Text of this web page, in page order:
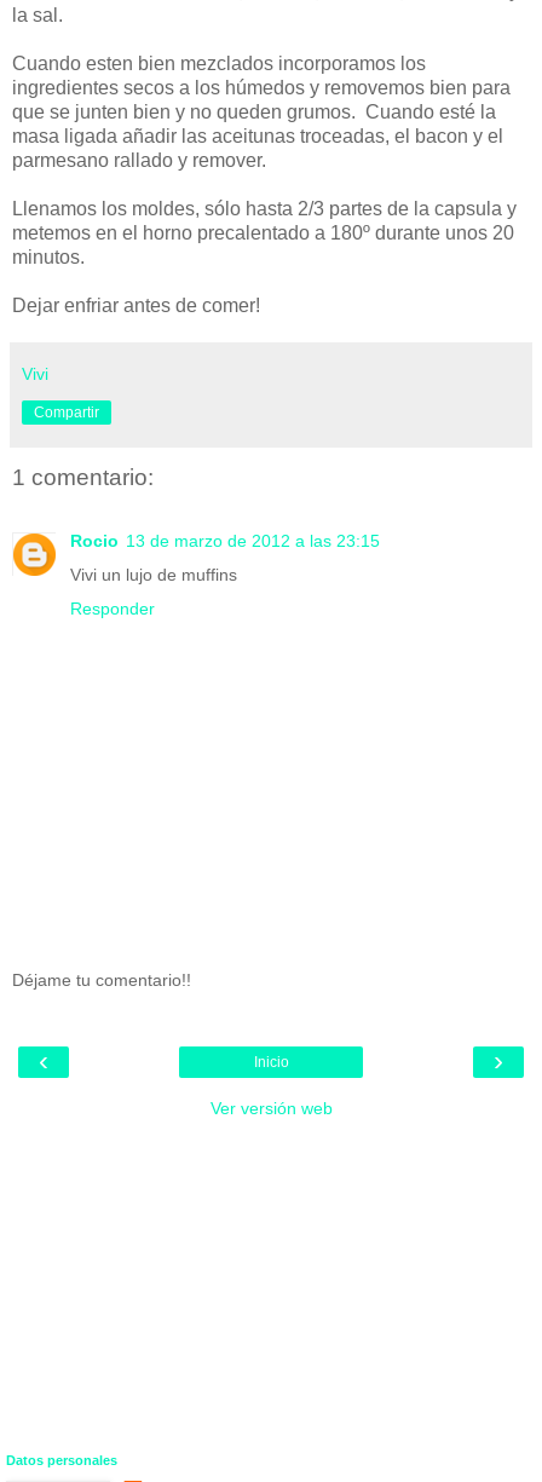
la sal.
Cuando esten bien mezclados incorporamos los
ingredientes secos a los húmedos y removemos bien para
que se junten bien y no queden grumos. Cuando esté la
masa ligada añadir las aceitunas troceadas, el bacon y el
parmesano rallado y remover.
Llenamos los moldes, sólo hasta 2/3 partes de la capsula y
metemos en el horno precalentado a 180º durante unos 20
minutos.
Dejar enfriar antes de comer!
Vivi
Compartir
1 comentario:
Rocio 13 de marzo de 2012 a las 23:15
Vivi un lujo de muffins
Responder
Déjame tu comentario!!
‹ ›
Inicio
Ver versión web
Datos personales